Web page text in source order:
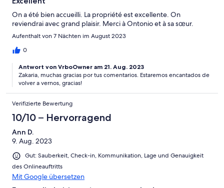
On a été bien accueilli. La propriété est excellente. On
reviendrai avec grand plaisir. Merci à Ontonio et à sa sœur.
Aufenthalt von 7 Nächten im August 2023
0
Antwort von VrboOwner am 21. Aug. 2023
Zakaria, muchas gracias por tus comentarios. Estaremos encantados de
volver a vernos, gracias!
Verifizierte Bewertung
10/10 – Hervorragend
Ann D.
9. Aug. 2023
Gut: Sauberkeit, Check-in, Kommunikation, Lage und Genauigkeit
des Onlineauftritts
Mit Google übersetzen